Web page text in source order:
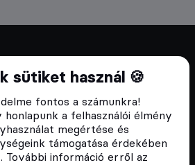
sütiket használ 🍪
fontos a számunkra!
a felhasználói élmény
megértése és
támogatása érdekében
További információ erről az
2018 óta
blokklánc technológia
ezért 2018 óta a
biztosítsa a hazai közösség
oktatását és fejlődését.